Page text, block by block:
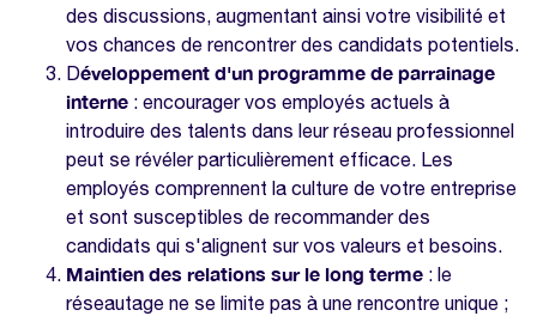
des discussions, augmentant ainsi votre visibilité et
vos chances de rencontrer des candidats potentiels.
Développement d'un programme de parrainage
interne : encourager vos employés actuels à
introduire des talents dans leur réseau professionnel
peut se révéler particulièrement efficace. Les
employés comprennent la culture de votre entreprise
et sont susceptibles de recommander des
candidats qui s'alignent sur vos valeurs et besoins.
Maintien des relations sur le long terme : le
réseautage ne se limite pas à une rencontre unique ;